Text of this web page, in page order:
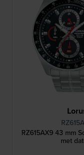
RZ615AX9 43 mm
met